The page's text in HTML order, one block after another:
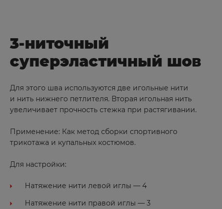
3-ниточный
суперэластичный шов
Для этого шва используются две игольные нити
и нить нижнего петлителя. Вторая игольная нить
увеличивает прочность стежка при растягивании.
Применение: Как метод сборки спортивного
трикотажа и купальных костюмов.
Для настройки:
Натяжение нити левой иглы — 4
Натяжение нити правой иглы — 3